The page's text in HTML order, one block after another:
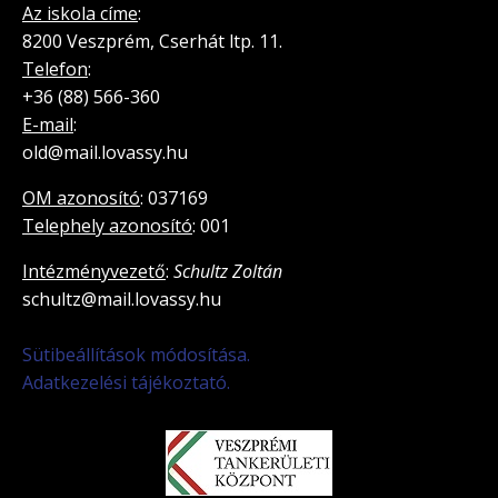
Az iskola címe:
8200 Veszprém, Cserhát ltp. 11.
Telefon:
+36 (88) 566-360
E-mail:
old@mail.lovassy.hu
OM azonosító: 037169
Telephely azonosító: 001
Intézményvezető: Schultz Zoltán
schultz@mail.lovassy.hu
Sütibeállítások módosítása.
Adatkezelési tájékoztató.